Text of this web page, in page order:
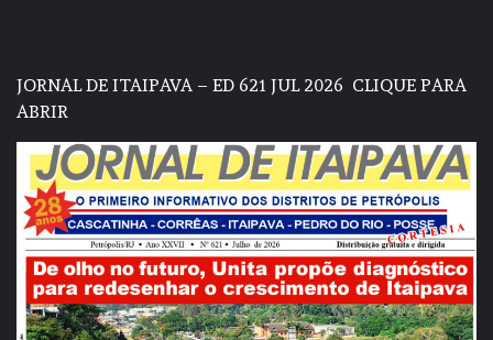
JORNAL DE ITAIPAVA – ED 621 JUL 2026 CLIQUE PARA
ABRIR